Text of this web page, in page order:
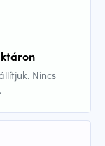
Nincs